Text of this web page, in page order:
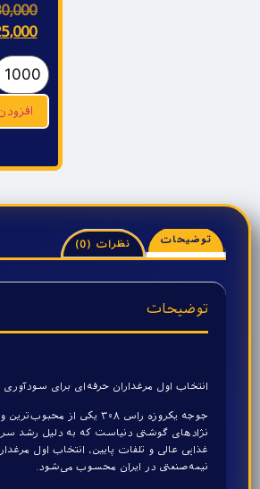
توضیحات نظرات (0)
توضیحات
انتخاب اول مرغداران حرفه‌ای برای
جوجه یکروزه راس ۳۰۸ یکی از
نژادهای گوشتی دنیاست که به دلیل رشد
غذایی عالی و تلفات پایین، انتخاب اول
نیمه‌صنعتی در ایران محسوب می‌شود.